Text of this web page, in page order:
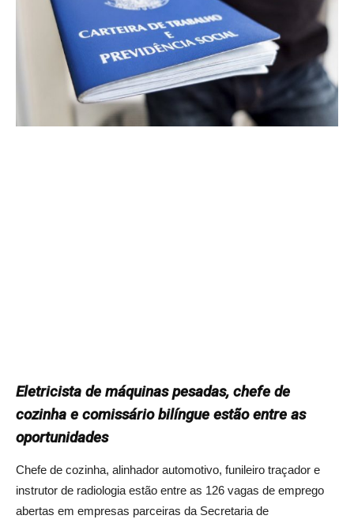
Eletricista de máquinas pesadas, chefe de
cozinha e comissário bilíngue estão entre as
oportunidades
Chefe de cozinha, alinhador automotivo, funileiro traçador e
instrutor de radiologia estão entre as 126 vagas de emprego
abertas em empresas parceiras da Secretaria de